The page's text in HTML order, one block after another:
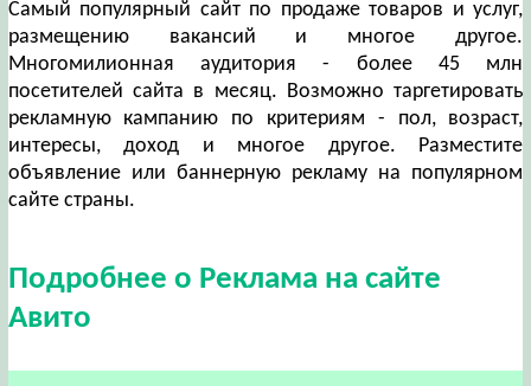
Самый популярный сайт по продаже товаров и услуг,
размещению вакансий и многое другое.
Многомилионная аудитория - более 45 млн
посетителей сайта в месяц. Возможно таргетировать
рекламную кампанию по критериям - пол, возраст,
интересы, доход и многое другое. Разместите
объявление или баннерную рекламу на популярном
сайте страны.
Подробнее о Реклама на сайте
Авито